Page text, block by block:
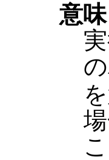
意味